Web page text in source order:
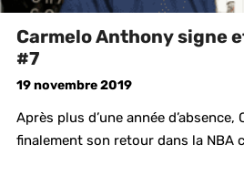
Carmelo Anthony signe
#7
19 novembre 2019
Après plus d’une année
finalement son retour dans la NBA